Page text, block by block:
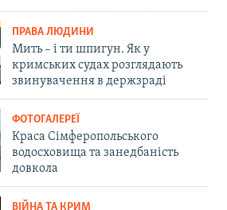
ПРАВА ЛЮДИНИ
Мить – і ти шпигун. Як у
кримських судах розглядають
звинувачення в держзраді
ФОТОГАЛЕРЕЇ
Краса Сімферопольського
водосховища та занедбаність
довкола
ВІЙНА ТА КРИМ